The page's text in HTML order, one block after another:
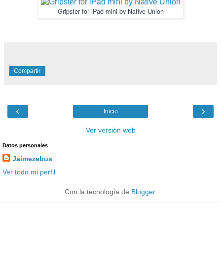
Gripster for iPad mini by Native Union
Compartir
‹ ›
Inicio
Ver versión web
Datos personales
Jaimezebus
Ver todo mi perfil
Con la tecnología de Blogger.